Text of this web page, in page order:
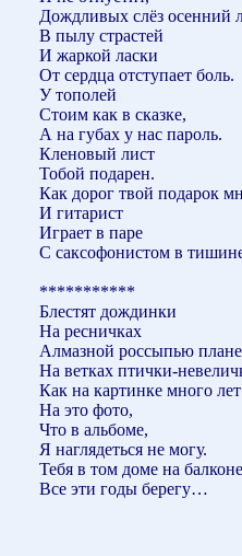
Дождливых слёз осенний
В пылу страстей
И жаркой ласки
От сердца отступает боль.
У тополей
Стоим как в сказке,
А на губах у нас пароль.
Кленовый лист
Тобой подарен.
Как дорог твой подарок
И гитарист
Играет в паре
С саксофонистом в
***********
Блестят дождинки
На ресничках
Алмазной россыпью
На ветках птички-
Как на картинке много
На это фото,
Что в альбоме,
Я наглядеться не могу.
Тебя в том доме на балконе
Все эти годы берегу…